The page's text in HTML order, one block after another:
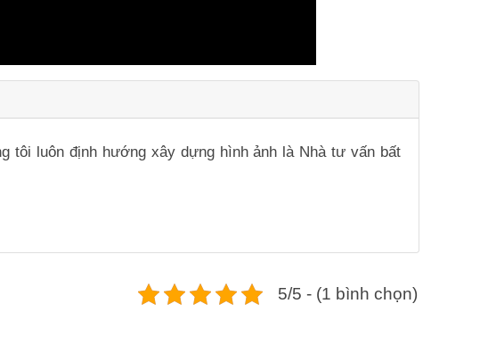
tôi luôn định hướng xây dựng hình ảnh là Nhà tư vấn bất
5/5 - (1 bình chọn)